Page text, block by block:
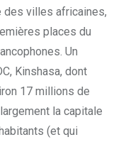
des villes africaines,
places du
Un
Kinshasa, dont
17 millions de
la capitale
(et qui